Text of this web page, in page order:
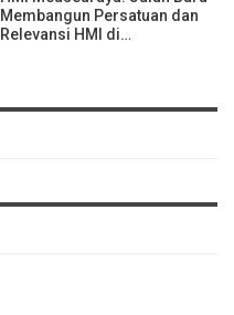
Membangun Persatuan dan
Relevansi HMI di…